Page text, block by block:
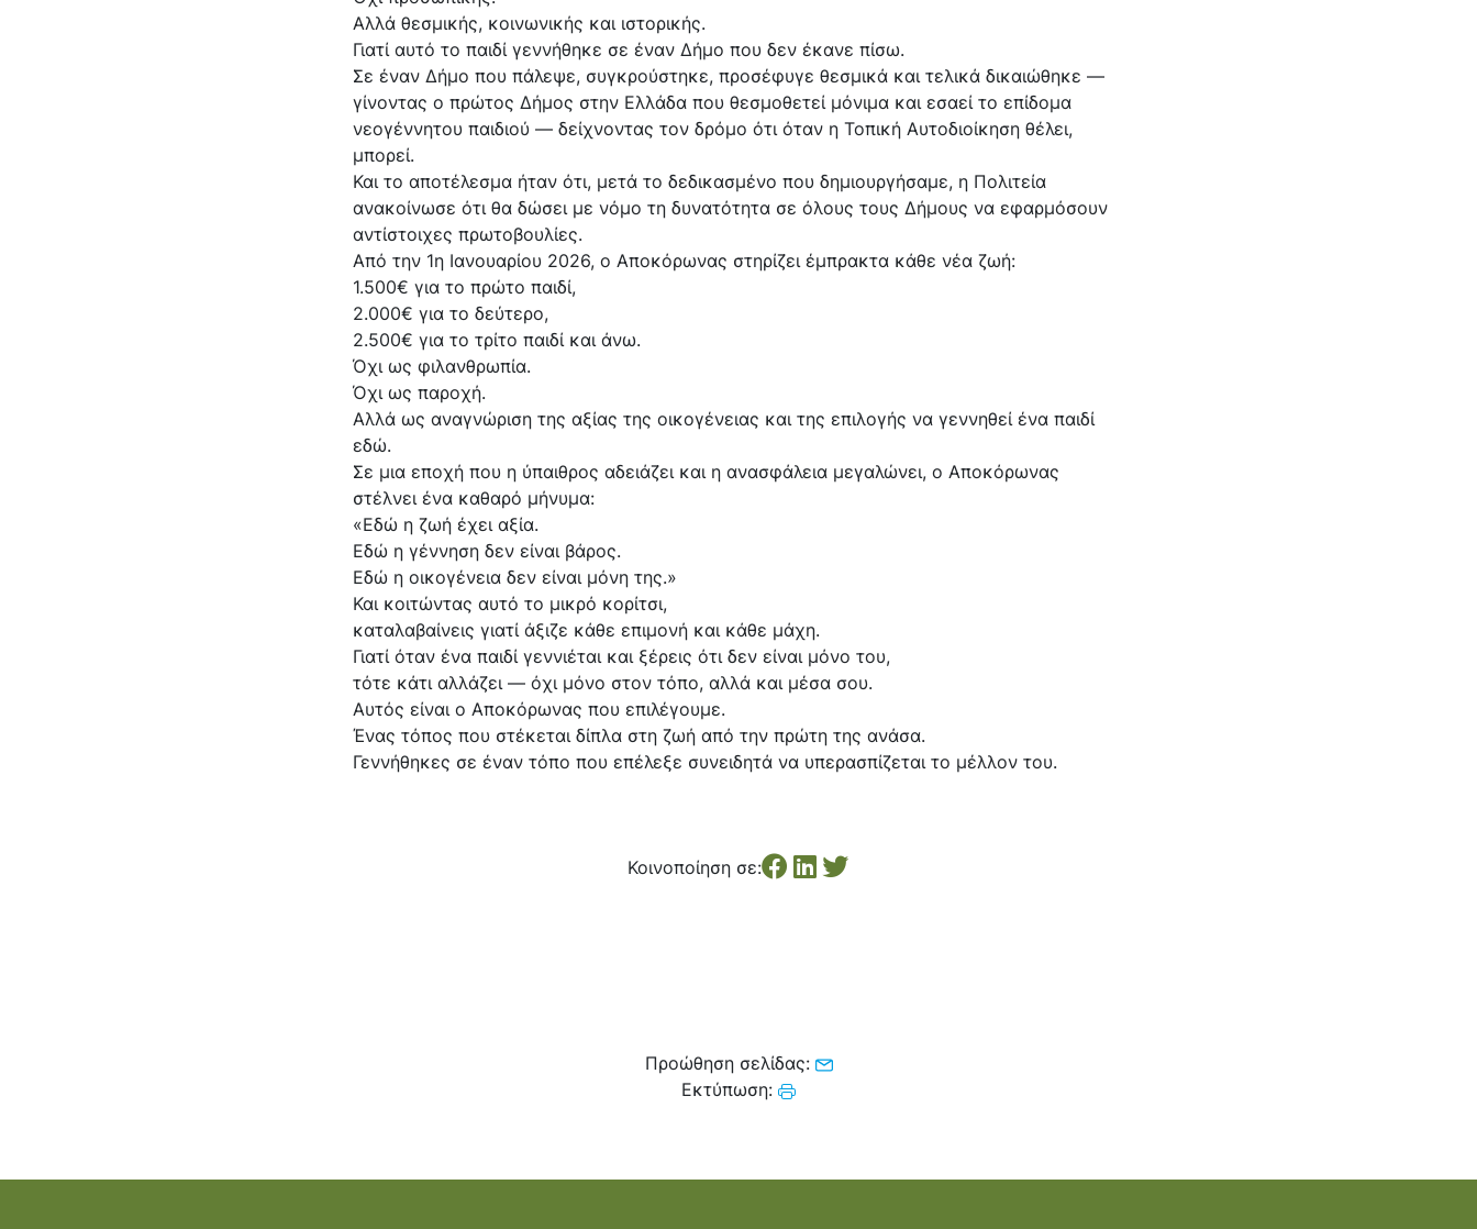
Αλλά θεσμικής, κοινωνικής και ιστορικής.
Γιατί αυτό το παιδί γεννήθηκε σε έναν Δήμο που δεν έκανε πίσω.
Σε έναν Δήμο που πάλεψε, συγκρούστηκε, προσέφυγε θεσμικά και τελικά δικαιώθηκε —
γίνοντας ο πρώτος Δήμος στην Ελλάδα που θεσμοθετεί μόνιμα και εσαεί το επίδομα
νεογέννητου παιδιού — δείχνοντας τον δρόμο ότι όταν η Τοπική Αυτοδιοίκηση θέλει,
μπορεί.
Και το αποτέλεσμα ήταν ότι, μετά το δεδικασμένο που δημιουργήσαμε, η Πολιτεία
ανακοίνωσε ότι θα δώσει με νόμο τη δυνατότητα σε όλους τους Δήμους να εφαρμόσουν
αντίστοιχες πρωτοβουλίες.
Από την 1η Ιανουαρίου 2026, ο Αποκόρωνας στηρίζει έμπρακτα κάθε νέα ζωή:
1.500€ για το πρώτο παιδί,
2.000€ για το δεύτερο,
2.500€ για το τρίτο παιδί και άνω.
Όχι ως φιλανθρωπία.
Όχι ως παροχή.
Αλλά ως αναγνώριση της αξίας της οικογένειας και της επιλογής να γεννηθεί ένα παιδί
εδώ.
Σε μια εποχή που η ύπαιθρος αδειάζει και η ανασφάλεια μεγαλώνει, ο Αποκόρωνας
στέλνει ένα καθαρό μήνυμα:
«Εδώ η ζωή έχει αξία.
Εδώ η γέννηση δεν είναι βάρος.
Εδώ η οικογένεια δεν είναι μόνη της.»
Και κοιτώντας αυτό το μικρό κορίτσι,
καταλαβαίνεις γιατί άξιζε κάθε επιμονή και κάθε μάχη.
Γιατί όταν ένα παιδί γεννιέται και ξέρεις ότι δεν είναι μόνο του,
τότε κάτι αλλάζει — όχι μόνο στον τόπο, αλλά και μέσα σου.
Αυτός είναι ο Αποκόρωνας που επιλέγουμε.
Ένας τόπος που στέκεται δίπλα στη ζωή από την πρώτη της ανάσα.
Γεννήθηκες σε έναν τόπο που επέλεξε συνειδητά να υπερασπίζεται το μέλλον του.
Κοινοποίηση σε:
Προώθηση σελίδας:
Εκτύπωση: